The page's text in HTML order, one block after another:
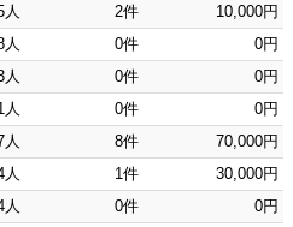
人 2件
10,000円
人 0件
0円
人 0件
0円
人 0件
0円
人 8件
70,000円
人 1件
30,000円
人 0件
0円